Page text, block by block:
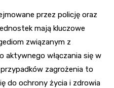
przez policję oraz
mają kluczowe
związanym z
aktywnego włączania się w
zagrożenia to
do ochrony życia i zdrowia